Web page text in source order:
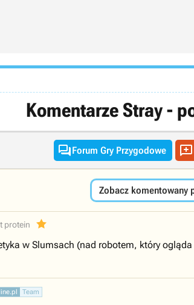
Komentarze Stray -
Forum Gry Przygodowe 
Zobacz komentowany
protein
w Slumsach (nad robotem, który
Team